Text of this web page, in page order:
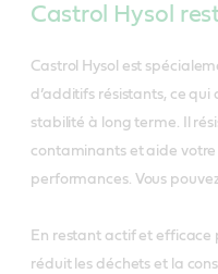
Castrol Hysol
Castrol Hysol est
d’additifs résistants, ce
stabilité à long terme. Il
contaminants et aide
performances. Vous
En restant actif et efficace
réduit les déchets et la